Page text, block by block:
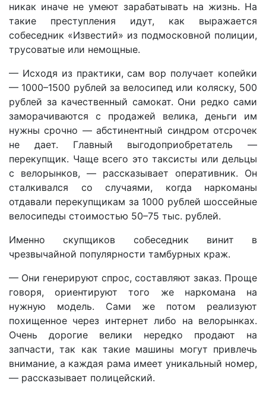
никак иначе не умеют зарабатывать на жизнь. На
такие преступления идут, как выражается
собеседник «Известий» из подмосковной полиции,
трусоватые или немощные.
— Исходя из практики, сам вор получает копейки
— 1000–1500 рублей за велосипед или коляску, 500
рублей за качественный самокат. Они редко сами
заморачиваются с продажей велика, деньги им
нужны срочно — абстинентный синдром отсрочек
не дает. Главный выгодоприобретатель —
перекупщик. Чаще всего это таксисты или дельцы
с велорынков, — рассказывает оперативник. Он
сталкивался со случаями, когда наркоманы
отдавали перекупщикам за 1000 рублей шоссейные
велосипеды стоимостью 50–75 тыс. рублей.
Именно скупщиков собеседник винит в
чрезвычайной популярности тамбурных краж.
— Они генерируют спрос, составляют заказ. Проще
говоря, ориентируют того же наркомана на
нужную модель. Сами же потом реализуют
похищенное через интернет либо на велорынках.
Очень дорогие велики нередко продают на
запчасти, так как такие машины могут привлечь
внимание, а каждая рама имеет уникальный номер,
— рассказывает полицейский.